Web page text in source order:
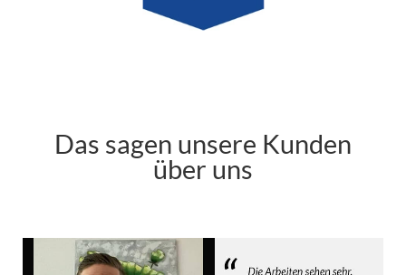
Das sagen unsere Kunden
über uns